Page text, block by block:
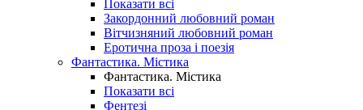
Показати всі
Закордонний любовний роман
Вітчизняний любовний роман
Еротична проза і поезія
Фантастика. Містика
Фантастика. Містика
Показати всі
Фентезі